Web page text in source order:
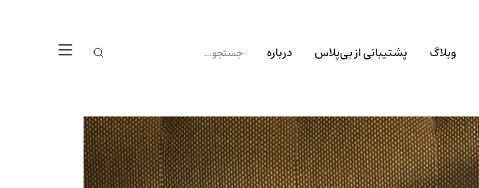
وبلاگ پشتیبانی از بی‌پلاس درباره